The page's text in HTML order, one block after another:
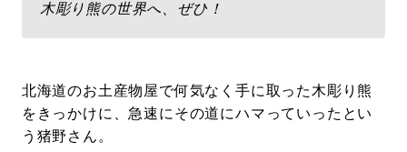
木彫り熊の世界へ、ぜひ！
北海道のお土産物屋で何気なく手に取った木彫り熊
をきっかけに、急速にその道にハマっていったとい
う猪野さん。